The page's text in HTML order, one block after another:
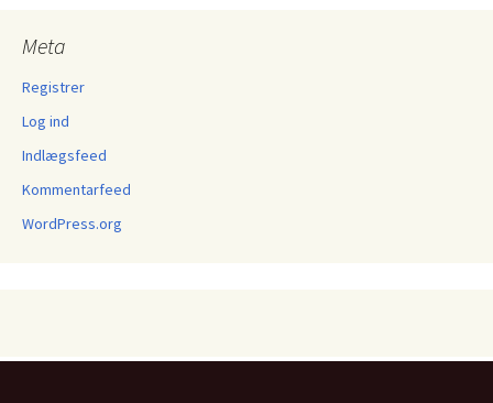
Meta
Registrer
Log ind
Indlægsfeed
Kommentarfeed
WordPress.org